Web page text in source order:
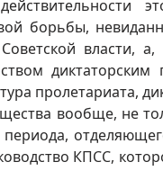
борьбы,
власти,
пролетариата,
вообще, не
периода,
КПСС,